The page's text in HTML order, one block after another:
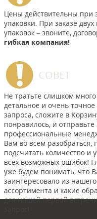
Цены действительны при
упаковки. При заказе двух
упаковок – звоните,
гибкая компания!
СОВЕТ
Не тратьте слишком
детальное и очень точное
запроса, сложите в
понравилось, и
профессиональные
Вам во всем разобраться,
подсчитать количество и
всех возможных ошибок!
уже будем понимать, что
заинтересовало из
ассортимента и какие
для нашей первой